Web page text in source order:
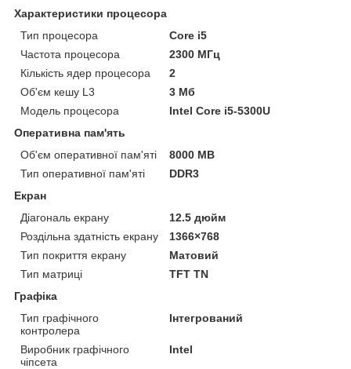
Характеристики процесора
Тип процесора
Core i5
Частота процесора
2300 МГц
Кількість ядер процесора
2
Об'єм кешу L3
3 Мб
Модель процесора
Intel Core i5-5300U
Оперативна пам'ять
Об'єм оперативної пам'яті
8000 MB
Тип оперативної пам'яті
DDR3
Екран
Діагональ екрану
12.5 дюйм
Роздільна здатність екрану
1366×768
Тип покриття екрану
Матовий
Тип матриці
TFT TN
Графіка
Тип графічного
контролера
Інтегрований
Виробник графічного
чіпсета
Intel